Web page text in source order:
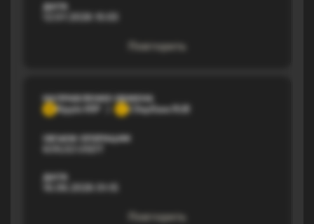
ДАТА
12.07.2026 15:03
Повторить
НАПРАВЛЕНИЕ ОБМЕНА
Ripple XRP Сбербанк RUB
ОБЪЕМ ОПЕРАЦИИ
ДАТА
16.06.2026 01:15
Повторить